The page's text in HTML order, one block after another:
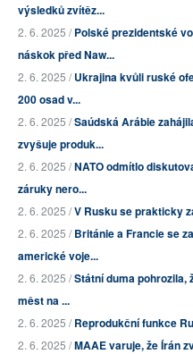
výsledků zvítěz...
2. 6. 2025 /Polské prezidentské
náskok před Naw...
2. 6. 2025 /Ukrajina kvůli ruské
200 osad v...
2. 6. 2025 /Saúdská Arábie
zvyšuje produk...
2. 6. 2025 /NATO odmítlo
záruky nero...
2. 6. 2025 /V Rusku se prakticky
2. 6. 2025 /Británie a Francie se
americké voje...
2. 6. 2025 /Státní duma pohrozila,
měst na ...
2. 6. 2025 /Reprodukční funkce
2. 6. 2025 /MAAE varuje, že Írán